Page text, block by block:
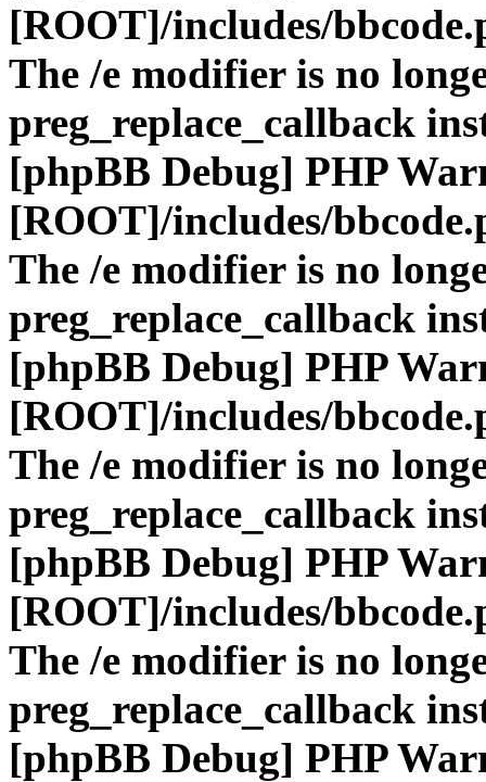
[ROOT]/includes/
The /e modifier is no
preg_replace_callback
[phpBB Debug] PHP
[ROOT]/includes/
The /e modifier is no
preg_replace_callback
[phpBB Debug] PHP
[ROOT]/includes/
The /e modifier is no
preg_replace_callback
[phpBB Debug] PHP
[ROOT]/includes/
The /e modifier is no
preg_replace_callback
[phpBB Debug] PHP